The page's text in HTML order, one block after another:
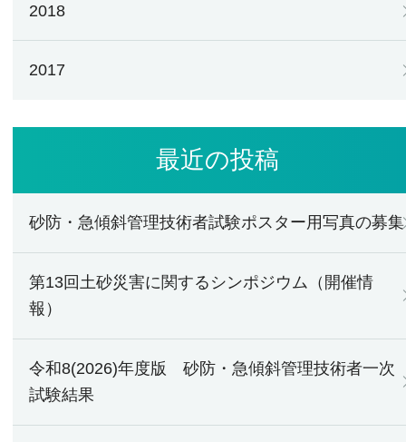
2018
2017
最近の投稿
砂防・急傾斜管理技術者試験ポスター用写真の募集
第13回土砂災害に関するシンポジウム（開催情
報）
令和8(2026)年度版 砂防・急傾斜管理技術者一次
試験結果